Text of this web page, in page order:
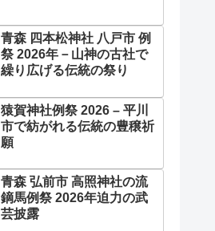
青森 四本松神社 八戸市 例
祭 2026年－山神の古社で
繰り広げる伝統の祭り
猿賀神社例祭 2026 – 平川
市で紡がれる伝統の豊穣祈
願
青森 弘前市 高照神社の流
鏑馬例祭 2026年迫力の武
芸披露